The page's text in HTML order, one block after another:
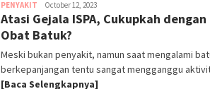
PENYAKIT ParentSquads
October 12, 2023
Atasi Gejala ISPA, Cukupkah
Obat Batuk?
Meski bukan penyakit, namun saat mengalami
berkepanjangan tentu sangat mengganggu
[Baca Selengkapnya]